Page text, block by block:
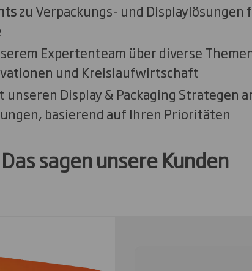
zu Verpackungs- und Displaylösungen
Expertenteam über diverse
und Kreislaufwirtschaft
unseren Display & Packaging Strategen
basierend auf Ihren Prioritäten
Das sagen unsere Kunden
Carousel. Use